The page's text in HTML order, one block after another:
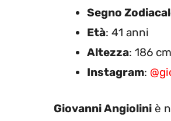
Segno
Età: 41 anni
Altezza: 186 cm
Instagram:
Giovanni Angiolini è